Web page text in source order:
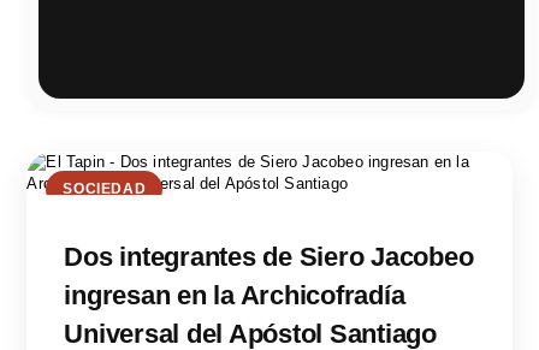
SOCIEDAD
Dos integrantes de Siero Jacobeo
ingresan en la Archicofradía
Universal del Apóstol Santiago